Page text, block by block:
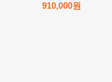
910,000원